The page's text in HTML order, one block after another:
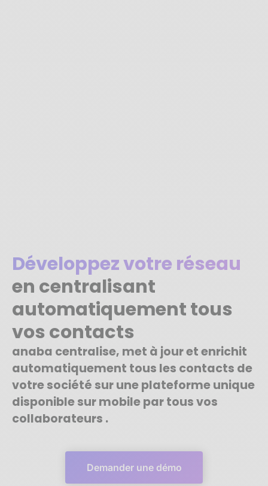
Développez votre réseau
en centralisant
automatiquement tous
vos contacts
anaba centralise, met à jour et enrichit
automatiquement tous les contacts de
votre société sur une plateforme unique
disponible sur mobile par tous vos
collaborateurs .
Demander une démo